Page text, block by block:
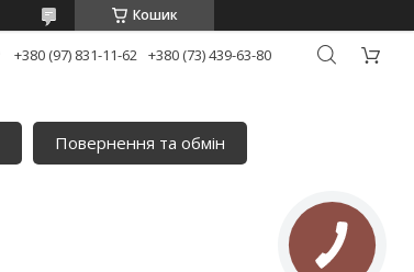
Кошик
+380 (97) 831-11-62 +380 (73) 439-63-80
Повернення та обмін